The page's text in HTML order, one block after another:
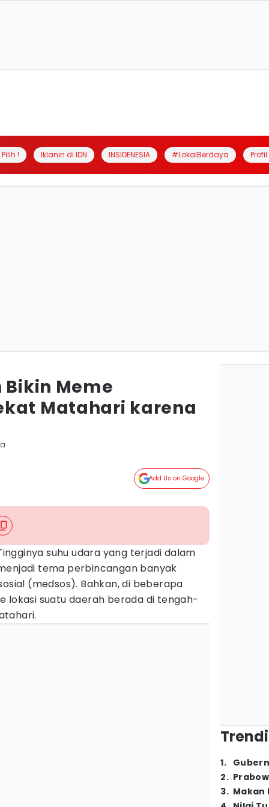
! Iklanin di IDN INSIDENESIA #LokalBerdaya
Bikin Meme
Matahari karena
Add Us on Google
suhu udara yang terjadi dalam
tema perbincangan banyak
(medsos). Bahkan, di beberapa
lokasi suatu daerah berada di tengah-
1.
2.
3. Makan